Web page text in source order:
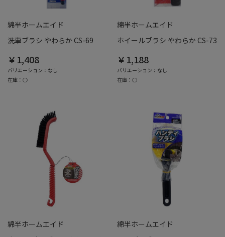
綿半ホームエイド
洗車ブラシ やわらか CS-69
￥1,408
バリエーション：なし
在庫：○
綿半ホームエイド
ホイールブラシ やわらか CS-73
￥1,188
バリエーション：なし
在庫：○
綿半ホームエイド
綿半ホームエイド